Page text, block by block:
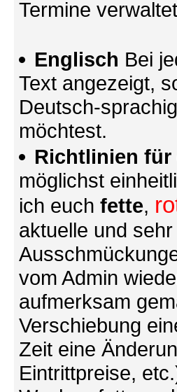
Termine
Englisch Bei
Text angezeigt,
Deutsch-
möchtest.
Richtlinien für
möglichst
ich euch fette,
aktuelle und
vom Admin
aufmerksam
Verschiebung
Zeit eine
Eintrittpreise,